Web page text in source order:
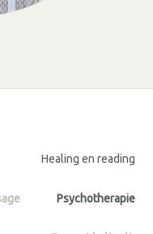
Healing en reading
Psychotherapie